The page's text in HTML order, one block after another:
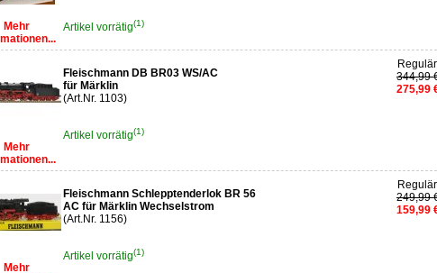
Mehr
Artikel vorrätig(1)
Mehr
Fleischmann DB BR03 WS/AC
für Märklin
(Art.Nr. 1103)
Artikel vorrätig(1)
344,99
275,99
Mehr
Fleischmann Schlepptenderlok BR 56
AC für Märklin Wechselstrom
(Art.Nr. 1156)
Artikel vorrätig(1)
249,99
159,99